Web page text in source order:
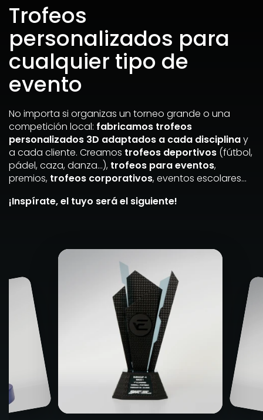
Trofeos
personalizados para
cualquier tipo de
evento
No importa si organizas un torneo grande o una
competición local: fabricamos trofeos
personalizados 3D adaptados a cada disciplinay
a cada cliente. Creamos trofeos deportivos (fútbol,
pádel, caza, danza…), trofeos para eventos,
premios, trofeos corporativos, eventos escolares…
¡Inspírate, el tuyo será el siguiente!